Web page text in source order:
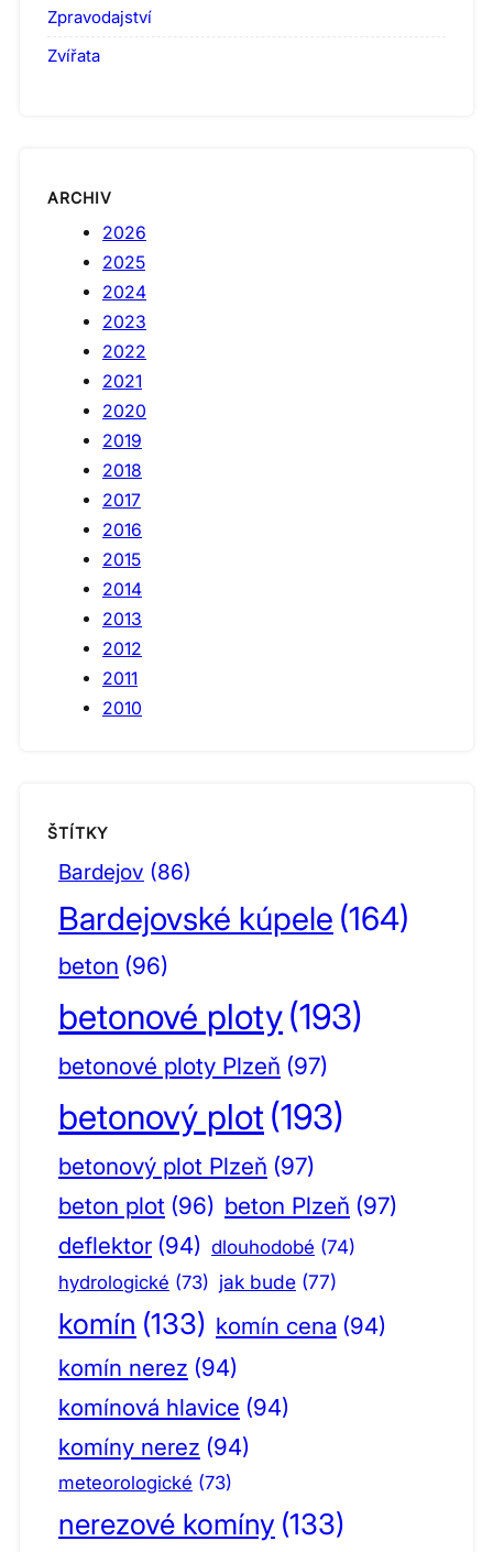
Zpravodajství
Zvířata
ARCHIV
2026
2025
2024
2023
2022
2021
2020
2019
2018
2017
2016
2015
2014
2013
2012
2011
2010
ŠTÍTKY
Bardejov (86)
Bardejovské kúpele (164)
beton (96)
betonové ploty(193)
betonové ploty Plzeň (97)
betonový plot (193)
betonový plot Plzeň (97)
beton plot (96) beton Plzeň (97)
deflektor (94) dlouhodobé (74)
hydrologické (73) jak bude (77)
komín (133) komín cena (94)
komín nerez (94)
komínová hlavice (94)
komíny nerez (94)
meteorologické (73)
nerezové komíny (133)